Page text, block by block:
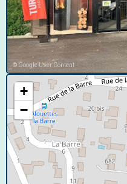
© Google User Content
+
−